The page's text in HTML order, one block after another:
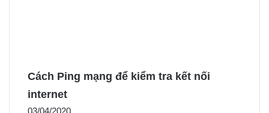
Cách Ping mạng để kiểm tra kết nối
internet
03/04/2020